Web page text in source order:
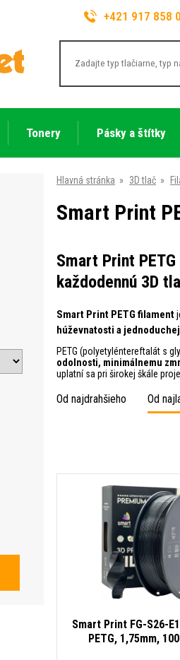
+421 917 858
Tonery Pásky a štítky
Hlavná stránka » 3D tlač »
Smart Print
Smart Print
každodennú 3D
Smart Print PETG filament
húževnatosti a
PETG (polyetyléntereftalát s
odolnosti, minimálnemu
uplatní sa pri širokej škále
Od najdrahšieho
Od
Smart Print FG-S26-
PETG, 1,75mm,